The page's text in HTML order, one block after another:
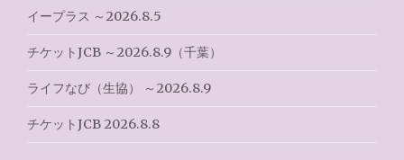
ン
イープラス ～2026.8.5
チケットJCB ～2026.8.9（千葉）
ライフなび（生協） ～2026.8.9
チケットJCB 2026.8.8